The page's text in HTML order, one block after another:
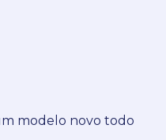
modelo novo todo